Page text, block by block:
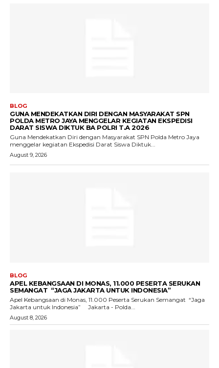
BLOG
GUNA MENDEKATKAN DIRI DENGAN MASYARAKAT SPN
POLDA METRO JAYA MENGGELAR KEGIATAN EKSPEDISI
DARAT SISWA DIKTUK BA POLRI T.A 2026
Guna Mendekatkan Diri dengan Masyarakat SPN Polda Metro Jaya
menggelar kegiatan Ekspedisi Darat Siswa Diktuk...
August 9, 2026
BLOG
APEL KEBANGSAAN DI MONAS, 11.000 PESERTA SERUKAN
SEMANGAT “JAGA JAKARTA UNTUK INDONESIA”
Apel Kebangsaan di Monas, 11.000 Peserta Serukan Semangat “Jaga
Jakarta untuk Indonesia” Jakarta - Polda...
August 8, 2026